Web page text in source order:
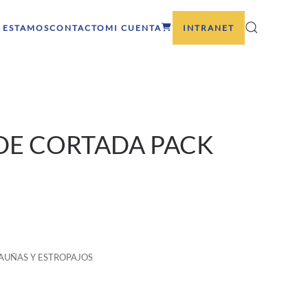
CONTACTO MI CUENTA INTRANET
CORTADA PACK
Y ESTROPAJOS